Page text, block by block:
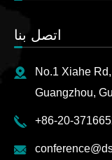
اتصل بنا
No.1 Xiahe
Guangzhou,
+86-20-